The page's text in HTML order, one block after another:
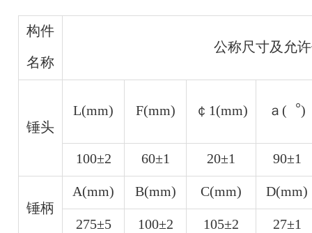
构件
名称
公称尺寸及允
锤头
L(mm) F(mm) ￠1(mm) ａ(︒)
100±2 60±1 20±1 90±1
锤柄
A(mm) B(mm) C(mm) D(mm)
275±5 100±2 105±2 27±1